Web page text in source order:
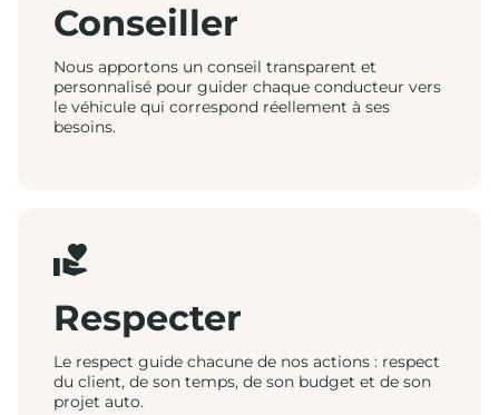
Conseiller
Nous apportons un conseil transparent et
personnalisé pour guider chaque conducteur vers
le véhicule qui correspond réellement à ses
besoins.
Respecter
Le respect guide chacune de nos actions : respect
du client, de son temps, de son budget et de son
projet auto.